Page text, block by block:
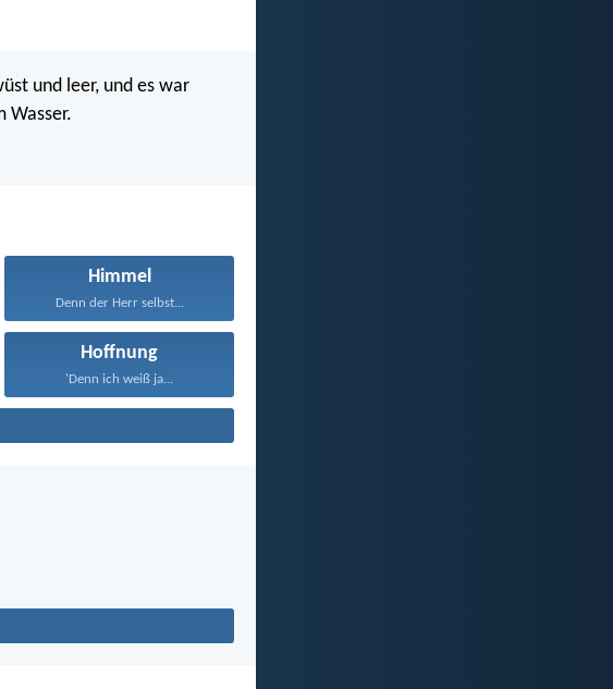
und leer, und es war
Wasser.
Himmel
Denn der Herr selbst...
Hoffnung
'Denn ich weiß ja...